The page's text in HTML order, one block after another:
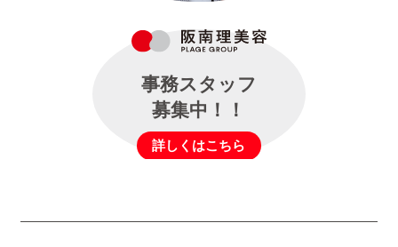
事務スタッフ
募集中！！
詳しくはこちら